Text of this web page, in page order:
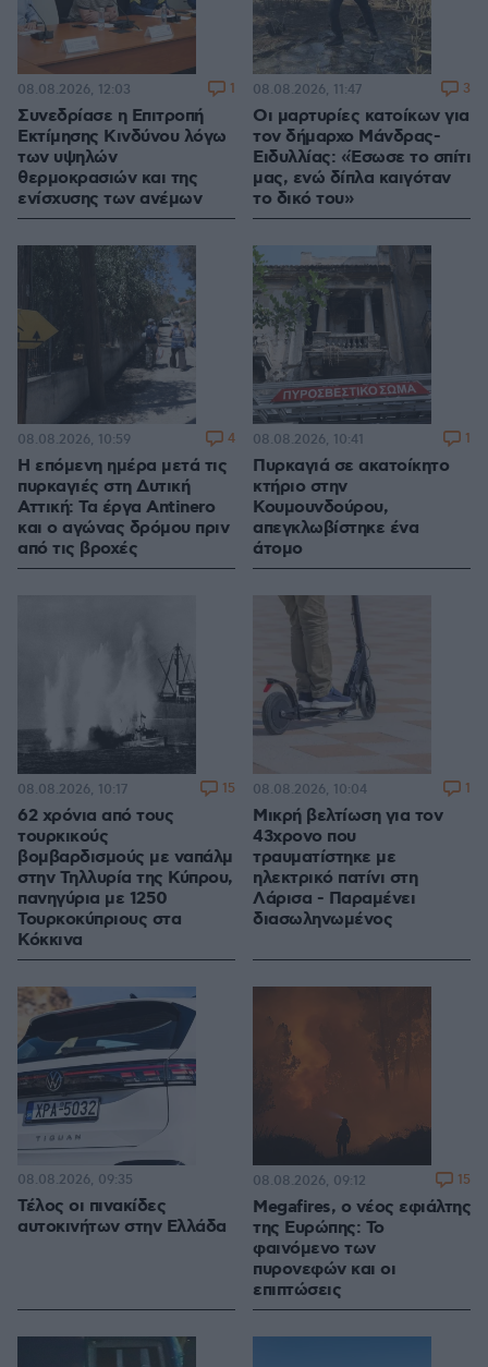
Συνεδρίασε η Επιτροπή
Εκτίμησης Κινδύνου λόγω
των υψηλών
θερμοκρασιών και της
ενίσχυσης των ανέμων
08.08.2026, 12:03 1
Οι μαρτυρίες κατοίκων για
τον δήμαρχο Μάνδρας-
Ειδυλλίας: «Έσωσε το σπίτι
μας, ενώ δίπλα καιγόταν
το δικό του»
08.08.2026, 11:47 3
Η επόμενη ημέρα μετά τις
πυρκαγιές στη Δυτική
Αττική: Τα έργα Antinero
και ο αγώνας δρόμου πριν
από τις βροχές
08.08.2026, 10:59 4
Πυρκαγιά σε ακατοίκητο
κτήριο στην
Κουμουνδούρου,
απεγκλωβίστηκε ένα
άτομο
08.08.2026, 10:41 1
62 χρόνια από τους
τουρκικούς
βομβαρδισμούς με ναπάλμ
στην Τηλλυρία της Κύπρου,
πανηγύρια με 1250
Τουρκοκύπριους στα
Κόκκινα
08.08.2026, 10:17 15
Μικρή βελτίωση για τον
43χρονο που
τραυματίστηκε με
ηλεκτρικό πατίνι στη
Λάρισα - Παραμένει
διασωληνωμένος
08.08.2026, 10:04 1
Τέλος οι πινακίδες
αυτοκινήτων στην Ελλάδα
08.08.2026, 09:35
Megafires, ο νέος εφιάλτης
της Ευρώπης: Το
φαινόμενο των
πυρονεφών και οι
επιπτώσεις
08.08.2026, 09:12 15